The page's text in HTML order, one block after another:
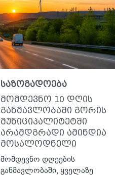
საზოგადოება
მომდევნო 10 დღის
განმავლობაში გორის
მუნიციპალიტეტში
არამდგრადი ამინდია
მოსალოდნელი
მომდევნო დღეების
განმავლობაში, ყველაზე